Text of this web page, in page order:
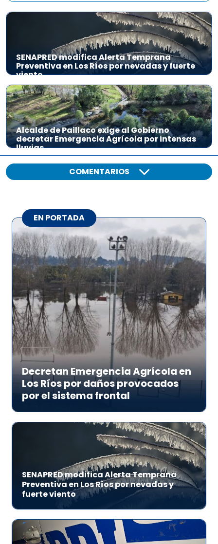
SENAPRED modifica Alerta Temprana
Preventiva en Los Ríos por nevadas y fuerte
viento
Alcalde de Paillaco exige al Gobierno
decretar Emergencia Agrícola por intensas
lluvias
COMENTARIOS
EN PORTADA
Decretan Emergencia Agrícola en
Los Ríos por daños provocados
por el sistema frontal
SENAPRED modifica Alerta Temprana
Preventiva en Los Ríos por nevadas y
fuerte viento